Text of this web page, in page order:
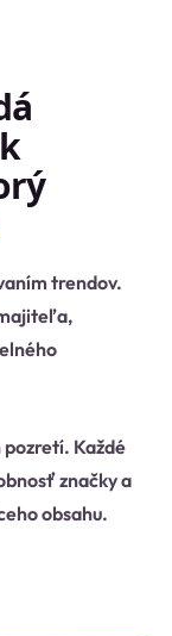
trendov.
Každé
značky a
obsahu.